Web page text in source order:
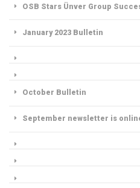
OSB Stars Ünver Group
January 2023 Bulletin
October Bulletin
September newsletter is